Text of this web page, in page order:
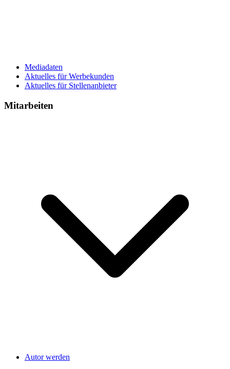
Mediadaten
Aktuelles für Werbekunden
Aktuelles für Stellenanbieter
Mitarbeiten
Autor werden